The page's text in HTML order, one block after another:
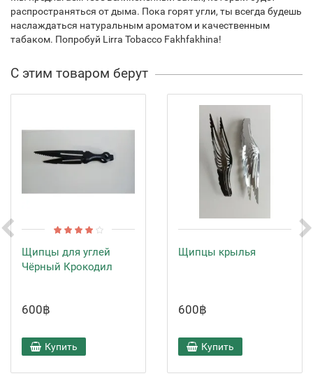
распространяться от дыма. Пока горят угли, ты всегда будешь
наслаждаться натуральным ароматом и качественным
табаком. Попробуй Lirra Tobacco Fakhfakhina!
С этим товаром берут
Щипцы для углей
Чёрный Крокодил
600฿
Купить
Щипцы крылья
600฿
Купить